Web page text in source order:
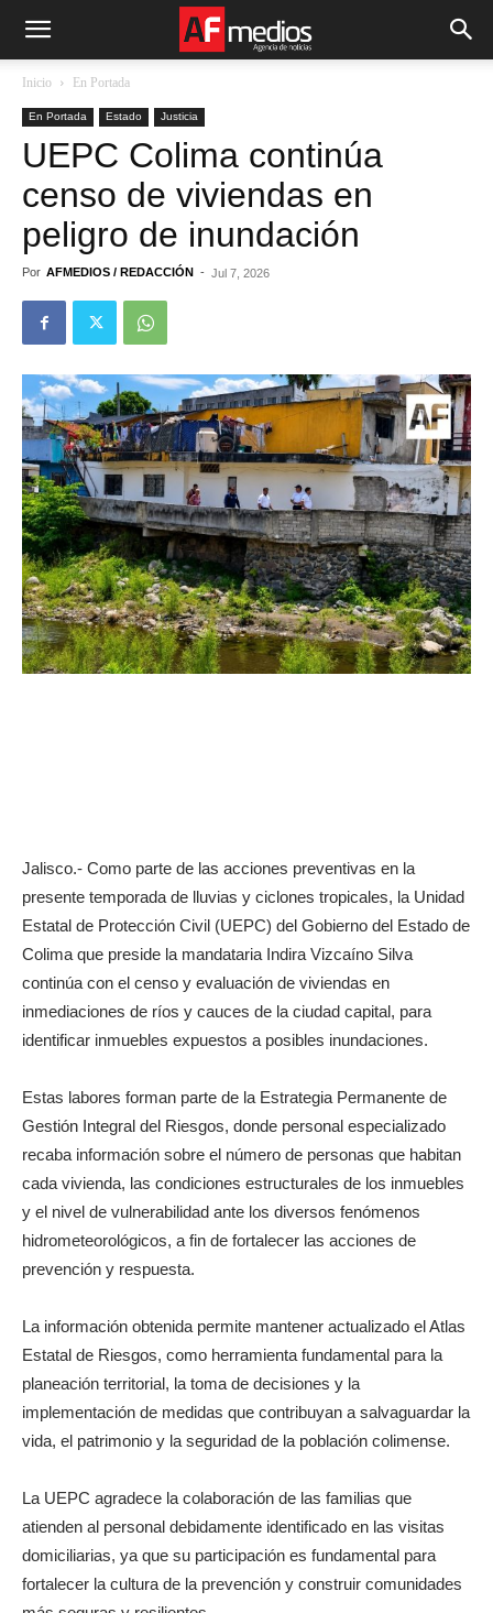
Inicio En Portada
En Portada Estado Justicia
UEPC Colima continúa
censo de viviendas en
peligro de inundación
Por AFMEDIOS / REDACCIÓN - Jul 7, 2026
Jalisco.- Como parte de las acciones preventivas en la
presente temporada de lluvias y ciclones tropicales, la Unidad
Estatal de Protección Civil (UEPC) del Gobierno del Estado de
Colima que preside la mandataria Indira Vizcaíno Silva
continúa con el censo y evaluación de viviendas en
inmediaciones de ríos y cauces de la ciudad capital, para
identificar inmuebles expuestos a posibles inundaciones.
Estas labores forman parte de la Estrategia Permanente de
Gestión Integral del Riesgos, donde personal especializado
recaba información sobre el número de personas que habitan
cada vivienda, las condiciones estructurales de los inmuebles
y el nivel de vulnerabilidad ante los diversos fenómenos
hidrometeorológicos, a fin de fortalecer las acciones de
prevención y respuesta.
La información obtenida permite mantener actualizado el Atlas
Estatal de Riesgos, como herramienta fundamental para la
planeación territorial, la toma de decisiones y la
implementación de medidas que contribuyan a salvaguardar la
vida, el patrimonio y la seguridad de la población colimense.
La UEPC agradece la colaboración de las familias que
atienden al personal debidamente identificado en las visitas
domiciliarias, ya que su participación es fundamental para
fortalecer la cultura de la prevención y construir comunidades